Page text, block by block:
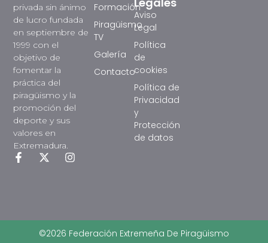
privada sin ánimo
de lucro fundada
en septiembre de
1999 con el
objetivo de
fomentar la
práctica del
piragüismo y la
promoción del
deporte y sus
valores en
Extremadura.
Aviso
Legal
Política
de
cookies
Política de
Privacidad
y
Protección
de datos
Formación
Piragüismo
TV
Galería
Contacto
©2026 Federación Extremeña De Piragüismo